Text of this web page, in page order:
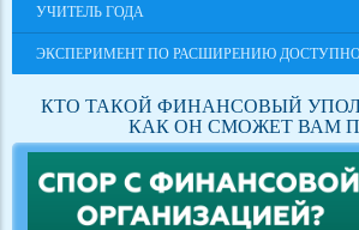
УЧИТЕЛЬ ГОДА
ЭКСПЕРИМЕНТ ПО РАСШИРЕНИЮ
КТО ТАКОЙ ФИНАНСОВЫЙ УПОЛНОМОЧЕННЫЙ И
КАК ОН СМОЖЕТ ВАМ